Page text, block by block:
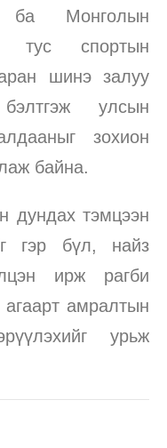
ба Монголын
тус спортын
шинэ залуу
улсын
зохион
байна.
дундах тэмцээн
гэр бүл, найз
ирж рагби
агаарт амралтын
урьж